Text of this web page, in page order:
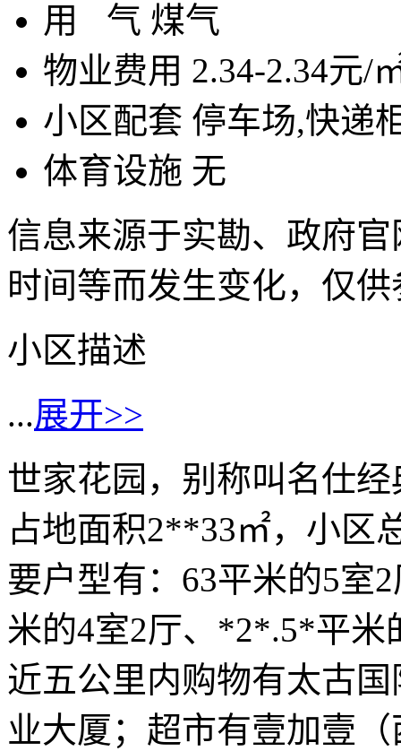
用 气 煤气
物业费用 2.34-2.34元/
小区配套 停车场,快递
体育设施 无
信息来源于实勘、政府
时间等而发生变化，仅
小区描述
...展开>>
世家花园，别称叫名仕
占地面积2**33㎡，小区
要户型有：63平米的5室
米的4室2厅、*2*.5*平米
近五公里内购物有太古
业大厦；超市有壹加壹